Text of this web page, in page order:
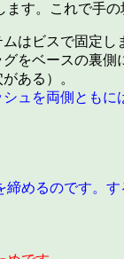
す。これで手の
はビスで固定
をベースの裏側
ある）。
ュを両側とも
めるのです。